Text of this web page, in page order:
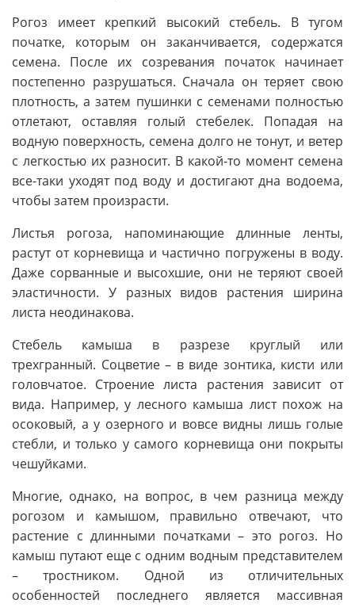
Рогоз имеет крепкий высокий стебель. В тугом
початке, которым он заканчивается, содержатся
семена. После их созревания початок начинает
постепенно разрушаться. Сначала он теряет свою
плотность, а затем пушинки с семенами полностью
отлетают, оставляя голый стебелек. Попадая на
водную поверхность, семена долго не тонут, и ветер
с легкостью их разносит. В какой-то момент семена
все-таки уходят под воду и достигают дна водоема,
чтобы затем произрасти.
Листья рогоза, напоминающие длинные ленты,
растут от корневища и частично погружены в воду.
Даже сорванные и высохшие, они не теряют своей
эластичности. У разных видов растения ширина
листа неодинакова.
Стебель камыша в разрезе круглый или
трехгранный. Соцветие – в виде зонтика, кисти или
головчатое. Строение листа растения зависит от
вида. Например, у лесного камыша лист похож на
осоковый, а у озерного и вовсе видны лишь голые
стебли, и только у самого корневища они покрыты
чешуйками.
Многие, однако, на вопрос, в чем разница между
рогозом и камышом, правильно отвечают, что
растение с длинными початками – это рогоз. Но
камыш путают еще с одним водным представителем
– тростником. Одной из отличительных
особенностей последнего является массивная